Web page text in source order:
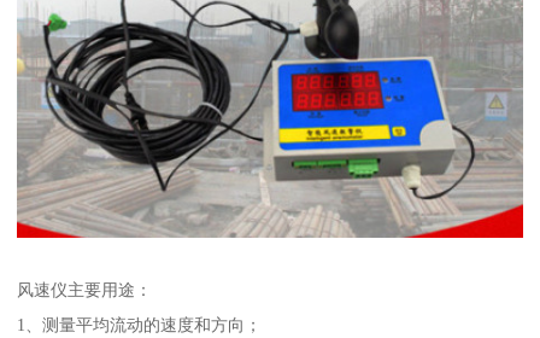
风速仪主要用途：
1、测量平均流动的速度和方向；